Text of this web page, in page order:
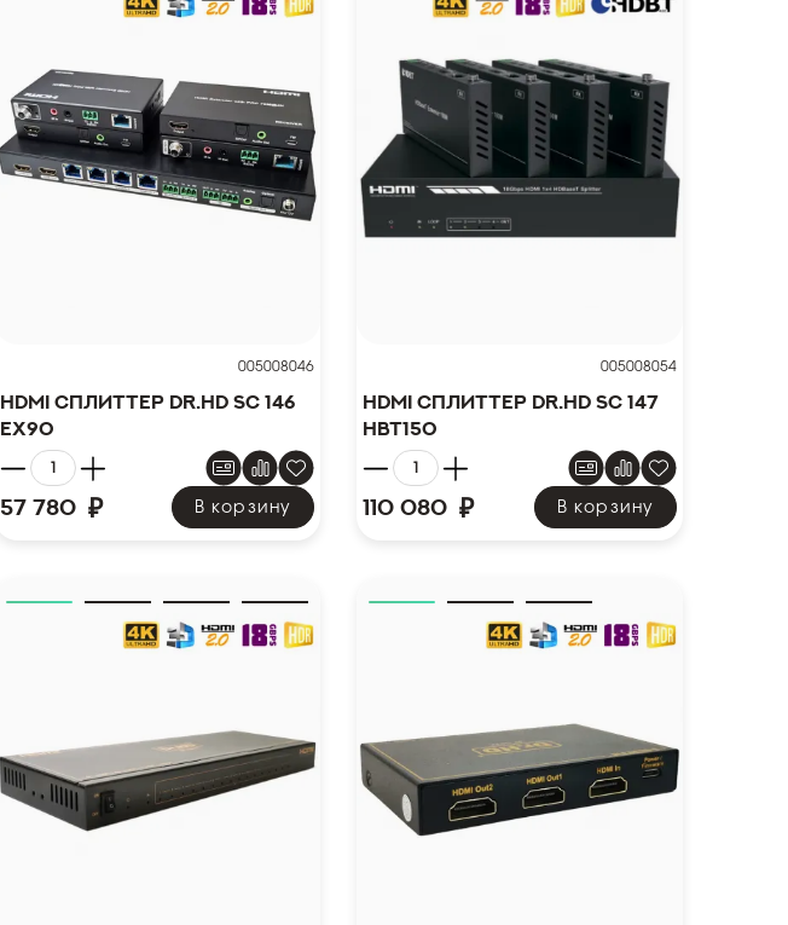
005008046
HDMI сплиттер Dr.HD SC 146
EX90
57 780 ₽ В корзину
005008054
HDMI сплиттер Dr.HD SC 147
HBT150
110 080 ₽ В корзину